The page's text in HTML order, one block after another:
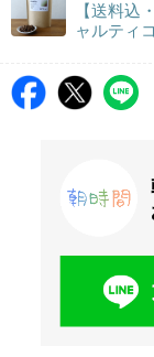
【送料込
ャルティ